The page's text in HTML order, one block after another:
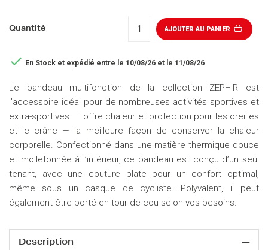
Quantité AJOUTER AU PANIER
 En Stock et expédié entre le 10/08/26 et le 11/08/26
Le bandeau multifonction de la collection ZEPHIR est
l’accessoire idéal pour de nombreuses activités sportives et
extra-sportives. Il offre chaleur et protection pour les oreilles
et le crâne — la meilleure façon de conserver la chaleur
corporelle. Confectionné dans une matière thermique douce
et molletonnée à l’intérieur, ce bandeau est conçu d’un seul
tenant, avec une couture plate pour un confort optimal,
même sous un casque de cycliste. Polyvalent, il peut
également être porté en tour de cou selon vos besoins.
Description